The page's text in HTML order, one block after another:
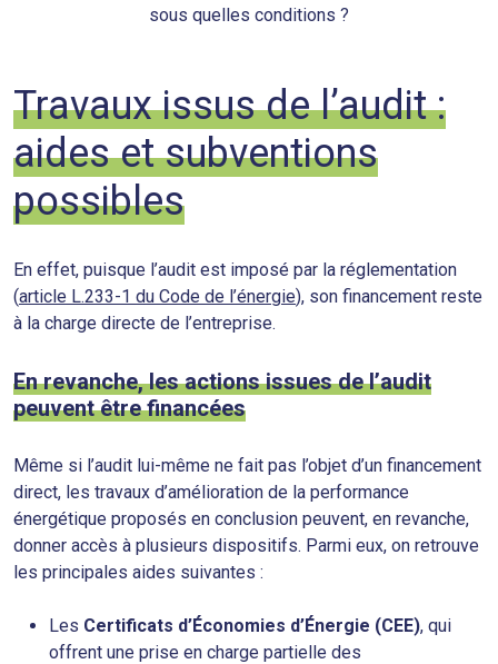
sous quelles conditions ?
Travaux issus de l’audit :
aides et subventions
possibles
En effet, puisque l’audit est imposé par la réglementation
(article L.233-1 du Code de l’énergie), son financement reste
à la charge directe de l’entreprise.
En revanche, les actions issues de l’audit
peuvent être financées
Même si l’audit lui-même ne fait pas l’objet d’un financement
direct, les travaux d’amélioration de la performance
énergétique proposés en conclusion peuvent, en revanche,
donner accès à plusieurs dispositifs. Parmi eux, on retrouve
les principales aides suivantes :
Les Certificats d’Économies d’Énergie (CEE), qui
offrent une prise en charge partielle des